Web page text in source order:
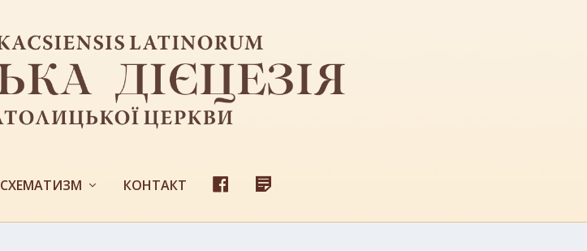
СХЕМАТИЗМ КОНТАКТ
E
Д
С